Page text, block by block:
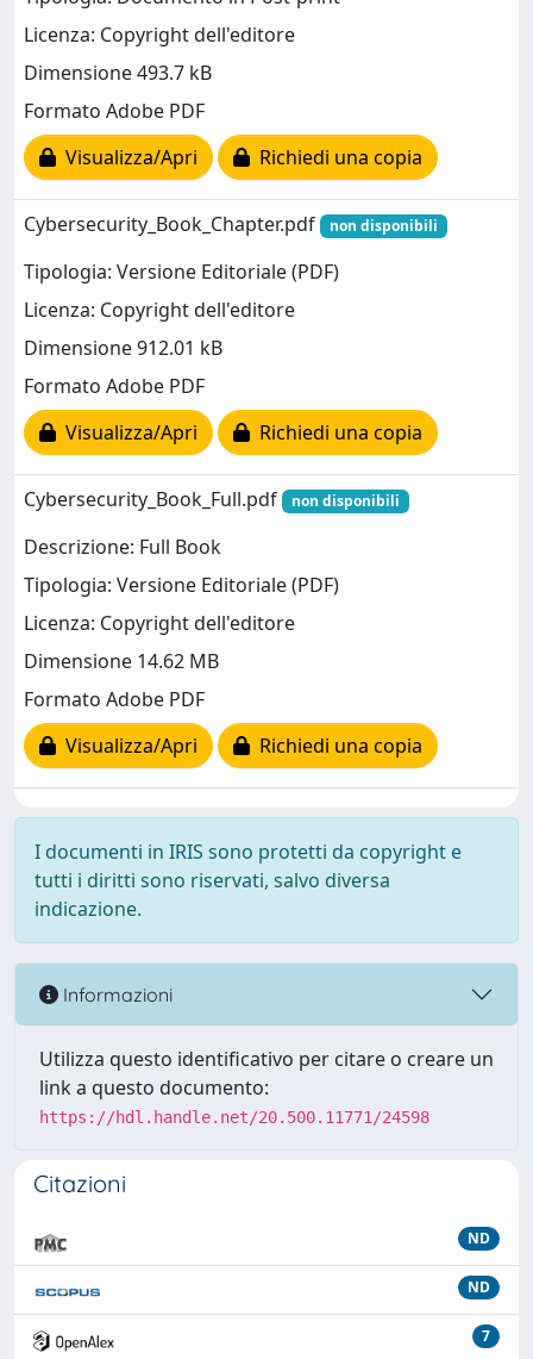
Licenza: Copyright dell'editore
Dimensione 493.7 kB
Formato Adobe PDF
Visualizza/Apri
Richiedi una copia
Cybersecurity_Book_Chapter.pdf non disponibili
Tipologia: Versione Editoriale (PDF)
Licenza: Copyright dell'editore
Dimensione 912.01 kB
Formato Adobe PDF
Visualizza/Apri
Richiedi una copia
Cybersecurity_Book_Full.pdf non disponibili
Descrizione: Full Book
Tipologia: Versione Editoriale (PDF)
Licenza: Copyright dell'editore
Dimensione 14.62 MB
Formato Adobe PDF
Visualizza/Apri
Richiedi una copia
I documenti in IRIS sono protetti da copyright e
tutti i diritti sono riservati, salvo diversa
indicazione.
Informazioni
Utilizza questo identificativo per citare o creare un
link a questo documento:
https://hdl.handle.net/20.500.11771/24598
Citazioni
ND
ND
7